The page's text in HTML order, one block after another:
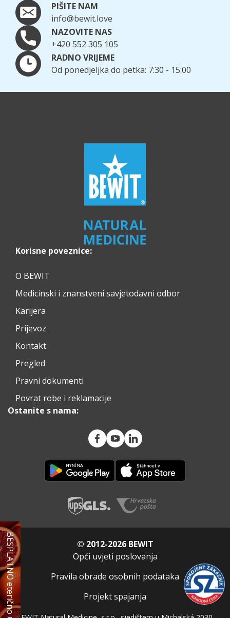
BESPLATNO eterično ulje
PIŠITE NAM
info@bewit.love
NAZOVITE NAS
+420 552 305 105
RADNO VRIJEME
Od ponedjeljka do petka: 7:30 - 15:00
Korisne poveznice:
O BEWIT
Medicinski i znanstveni savjetodavni odbor
Karijera
Prijevoz
Kontakt
Pregled
Pravni dokumenti
Povrat robe i reklamacije
Ostanite s nama:
© 2012-2026 BEWIT
Opći uvjeti poslovanja
Pravila obrade osobnih podataka
Projekt spajanja